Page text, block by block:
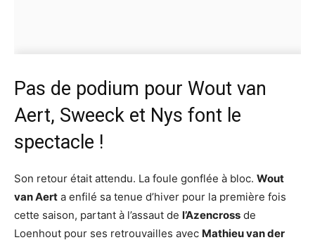
Pas de podium pour Wout van
Aert, Sweeck et Nys font le
spectacle !
Son retour était attendu. La foule gonflée à bloc. Wout
van Aert a enfilé sa tenue d’hiver pour la première fois
cette saison, partant à l’assaut de l’Azencross de
Loenhout pour ses retrouvailles avec Mathieu van der